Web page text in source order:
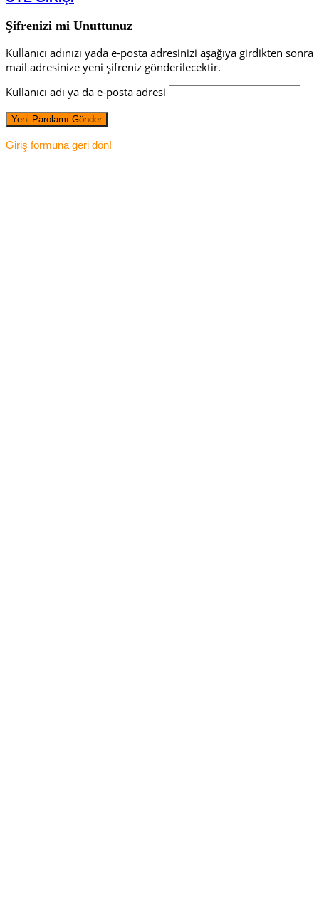
Şifrenizi mi Unuttunuz
Kullanıcı adınızı yada e-posta adresinizi aşağıya girdikten sonra
mail adresinize yeni şifreniz gönderilecektir.
Kullanıcı adı ya da e-posta adresi
Giriş formuna geri dön!